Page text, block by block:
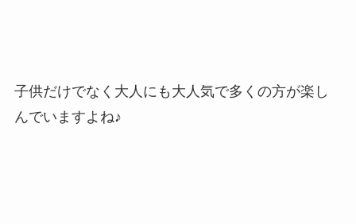
子供だけでなく大人にも大人気で多くの方が楽し
んでいますよね♪